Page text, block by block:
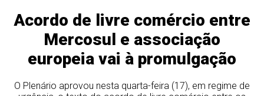
Acordo de livre comércio entre
Mercosul e associação
europeia vai à promulgação
O Plenário aprovou nesta quarta-feira (17), em regime de